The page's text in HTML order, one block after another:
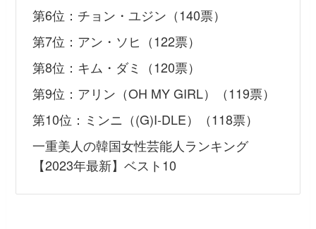
第6位：チョン・ユジン（140票）
第7位：アン・ソヒ（122票）
第8位：キム・ダミ（120票）
第9位：アリン（OH MY GIRL）（119票）
第10位：ミンニ（(G)I-DLE）（118票）
一重美人の韓国女性芸能人ランキング
【2023年最新】ベスト10